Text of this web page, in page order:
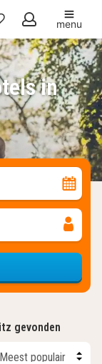
menu
in
gevonden